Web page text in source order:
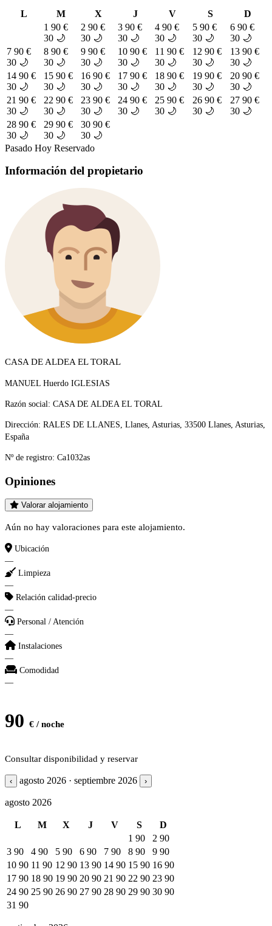
L M X J V S
D
1 90 €
30 🌙
2 90 €
30 🌙
3 90 €
30 🌙
4 90 €
30 🌙
5 90 €
30 🌙
6 90 €
30 🌙
7 90 €
30 🌙
8 90 €
30 🌙
9 90 €
30 🌙
10 90 €
30 🌙
11 90 €
30 🌙
12 90 €
30 🌙
13 90 €
30 🌙
14 90 €
30 🌙
15 90 €
30 🌙
16 90 €
30 🌙
17 90 €
30 🌙
18 90 €
30 🌙
19 90 €
30 🌙
20 90 €
30 🌙
21 90 €
30 🌙
22 90 €
30 🌙
23 90 €
30 🌙
24 90 €
30 🌙
25 90 €
30 🌙
26 90 €
30 🌙
27 90 €
30 🌙
28 90 €
30 🌙
29 90 €
30 🌙
30 90 €
30 🌙
Pasado Hoy Reservado
Información del propietario
CASA DE ALDEA EL TORAL
MANUEL Huerdo IGLESIAS
Razón social: CASA DE ALDEA EL TORAL
Dirección: RALES DE LLANES, Llanes, Asturias, 33500 Llanes, Asturias,
España
Nº de registro: Ca1032as
Opiniones
Valorar alojamiento
Aún no hay valoraciones para este alojamiento.
Ubicación
—
Limpieza
—
Relación calidad-precio
—
Personal / Atención
—
Instalaciones
—
Comodidad
—
90 € / noche
Consultar disponibilidad y reservar
‹ agosto 2026 · septiembre 2026 ›
agosto 2026
L M X J V S
D
1 90 2 90
3 90 4 90 5 90 6 90 7 90 8 90 9 90
10 90 11 90 12 90 13 90 14 90 15 90 16 90
17 90 18 90 19 90 20 90 21 90 22 90 23 90
24 90 25 90 26 90 27 90 28 90 29 90 30 90
31 90